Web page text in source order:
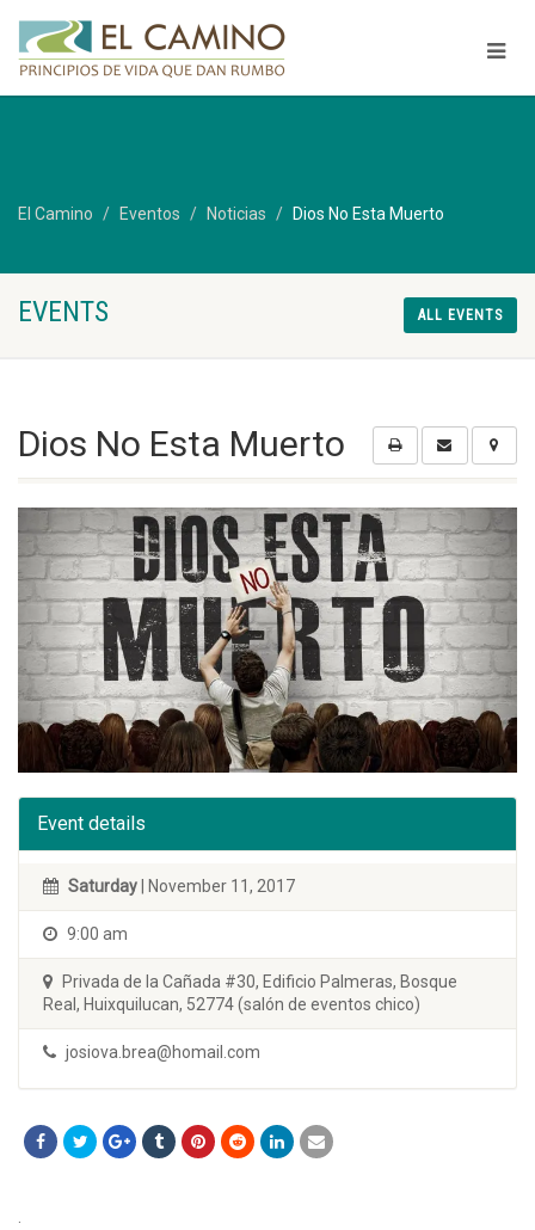
El Camino Eventos Noticias Dios No Esta Muerto
EVENTS ALL EVENTS
Dios No Esta Muerto
Event details
Saturday | November 11, 2017
9:00 am
Privada de la Cañada #30, Edificio Palmeras, Bosque
Real, Huixquilucan, 52774 (salón de eventos chico)
josiova.brea@homail.com